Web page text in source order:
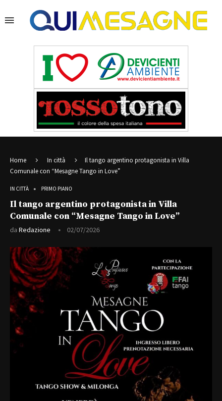
Home In città
Il tango argentino protagonista in Villa
Comunale con “Mesagne Tango in Love”
IN CITTÀ PRIMO PIANO
Il tango argentino protagonista in Villa
Comunale con “Mesagne Tango in Love”
da Redazione 02/07/2026